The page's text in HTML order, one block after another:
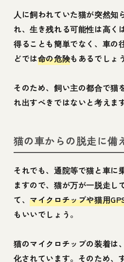
人に飼われていた猫が突然知
れ、生き残れる可能性は高く
得ることも簡単でなく、車の
どでは命の危険もあるでしょう
そのため、飼い主の都合で猫
れ出すべきではないと考えます
猫の車からの脱走に備
それでも、通院等で猫と車に
ますので、猫が万が一脱走し
て、マイクロチップや猫用
もいいでしょう。
猫のマイクロチップの装着は
化されています。そのため、